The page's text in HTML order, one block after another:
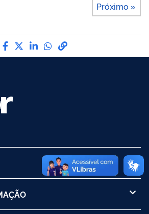
Próximo »
Compartilhe por Facebook
Compartilhe por Twitter
Compartilhe por
Compartilhe por
link para Copiar